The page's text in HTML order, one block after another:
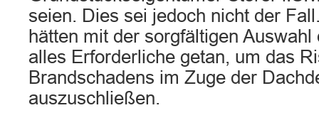
seien. Dies sei jedoch nicht der
hätten mit der sorgfältigen
alles Erforderliche getan, um das
Brandschadens im Zuge der
auszuschließen.